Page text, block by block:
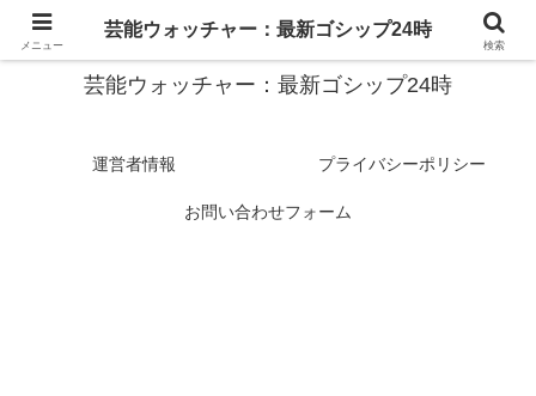
スターたちの裏側を徹底追跡！話題のゴシップがここに集結
芸能ウォッチャー：最新ゴシップ24時
運営者情報 プライバシーポリシー
お問い合わせフォーム
メニュー
芸能ウォッチャー：最新ゴシップ24時
検索